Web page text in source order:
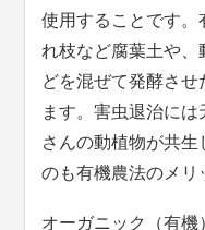
使用することです
れ枝など腐葉土や
どを混ぜて発酵さ
ます。害虫退治には
さんの動植物が共
のも有機農法のメリ
オーガニック（有機